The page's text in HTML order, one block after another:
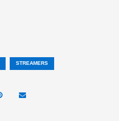
STREAMERS